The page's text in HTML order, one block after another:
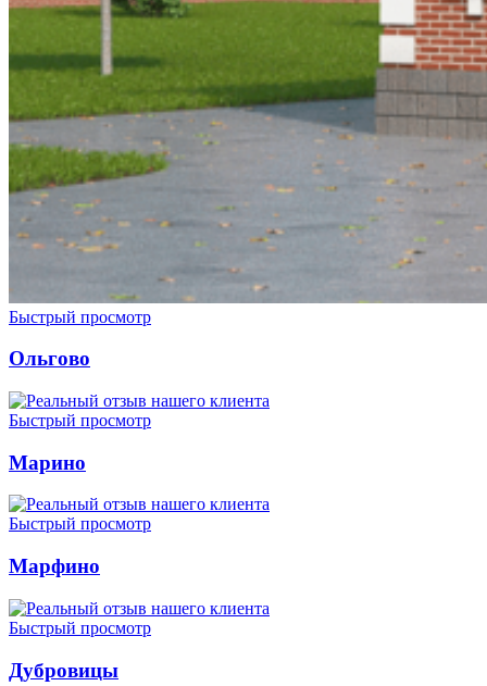
Быстрый просмотр
Ольгово
Быстрый просмотр
Марино
Быстрый просмотр
Марфино
Быстрый просмотр
Дубровицы